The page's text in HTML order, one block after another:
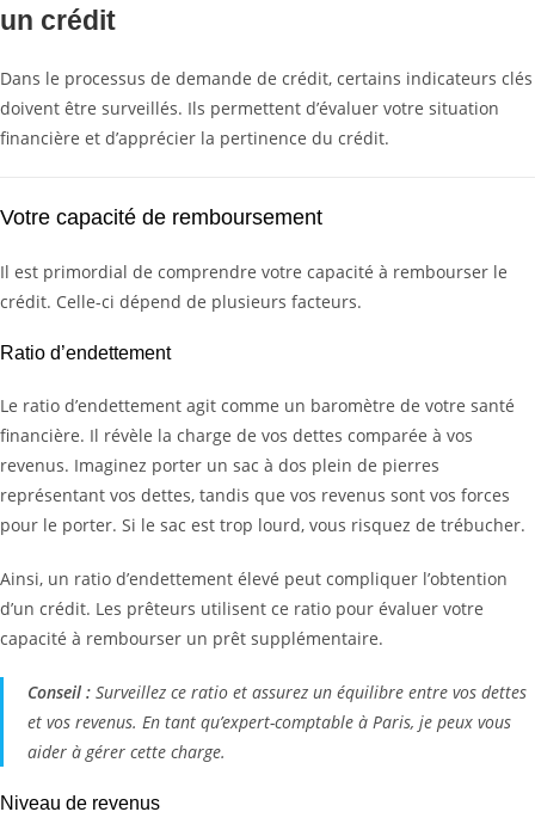
un crédit
Dans le processus de demande de crédit, certains indicateurs clés
doivent être surveillés. Ils permettent d’évaluer votre situation
financière et d’apprécier la pertinence du crédit.
Votre capacité de remboursement
Il est primordial de comprendre votre capacité à rembourser le
crédit. Celle-ci dépend de plusieurs facteurs.
Ratio d’endettement
Le ratio d’endettement agit comme un baromètre de votre santé
financière. Il révèle la charge de vos dettes comparée à vos
revenus. Imaginez porter un sac à dos plein de pierres
représentant vos dettes, tandis que vos revenus sont vos forces
pour le porter. Si le sac est trop lourd, vous risquez de trébucher.
Ainsi, un ratio d’endettement élevé peut compliquer l’obtention
d’un crédit. Les prêteurs utilisent ce ratio pour évaluer votre
capacité à rembourser un prêt supplémentaire.
Conseil : Surveillez ce ratio et assurez un équilibre entre vos dettes
et vos revenus. En tant qu’expert-comptable à Paris, je peux vous
aider à gérer cette charge.
Niveau de revenus